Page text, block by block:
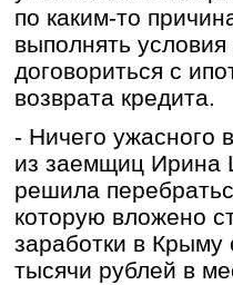
по каким-то
выполнять
договориться с
возврата кредита.
- Ничего ужасного
из заемщиц Ирина
решила
которую вложено
заработки в Крыму
тысячи рублей в